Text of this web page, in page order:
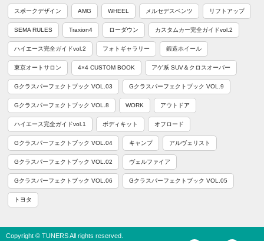
スポークデザイン AMG WHEEL メルセデスベンツ リフトアップ
SEMA RULES Traxion4 ローダウン カスタムカー完全ガイドvol.2
ハイエース完全ガイドvol.2 フォトギャラリー 鍛造ホイール
東京オートサロン 4×4 CUSTOM BOOK アゲ系 SUV＆クロスオーバー
Gクラスパーフェクトブック VOL.03 Gクラスパーフェクトブック VOL.9
Gクラスパーフェクトブック VOL.8 WORK アウトドア
ハイエース完全ガイドvol.1 ボディキット オフロード
Gクラスパーフェクトブック VOL.04 キャンプ アルヴェリスト
Gクラスパーフェクトブック VOL.02 ヴェルファイア
Gクラスパーフェクトブック VOL.06 Gクラスパーフェクトブック VOL.05
トヨタ
Copyright © TUNERS All rights reserved.